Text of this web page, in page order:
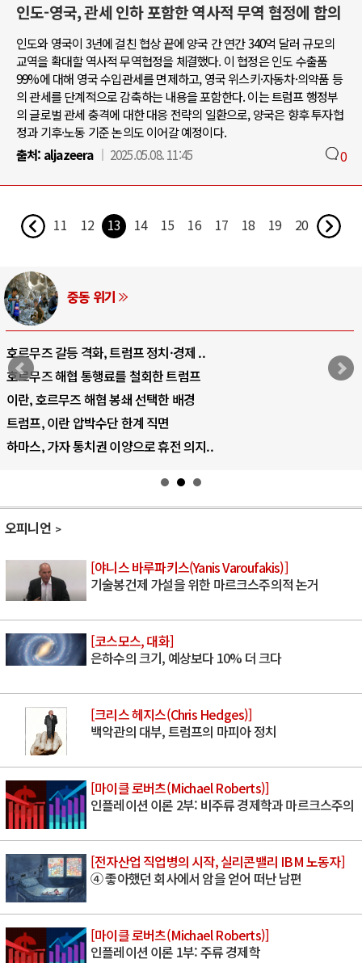
인도-영국, 관세 인하 포함한 역사적 무역 협정에 합의
인도와 영국이 3년에 걸친 협상 끝에 양국 간 연간 340억 달러 규모의
교역을 확대할 역사적 무역협정을 체결했다. 이 협정은 인도 수출품
99%에 대해 영국 수입관세를 면제하고, 영국 위스키·자동차·의약품 등
의 관세를 단계적으로 감축하는 내용을 포함한다. 이는 트럼프 행정부
의 글로벌 관세 충격에 대한 대응 전략의 일환으로, 양국은 향후 투자협
정과 기후·노동 기준 논의도 이어갈 예정이다.
출처: aljazeera 2025.05.08. 11:45 0
11 12 13 14 15 16 17 18 19 20
중동 위기
호르무즈 갈등 격화, 트럼프 정치·경제 ..
호르무즈 해협 통행료를 철회한 트럼프
이란, 호르무즈 해협 봉쇄 선택한 배경
트럼프, 이란 압박수단 한계 직면
하마스, 가자 통치권 이양으로 휴전 의지..
오피니언
[야니스 바루파키스(Yanis Varoufakis)]
기술봉건제 가설을 위한 마르크스주의적 논거
[코스모스, 대화]
은하수의 크기, 예상보다 10% 더 크다
[크리스 헤지스(Chris Hedges)]
백악관의 대부, 트럼프의 마피아 정치
[마이클 로버츠(Michael Roberts)]
인플레이션 이론 2부: 비주류 경제학과 마르크스주의
[전자산업 직업병의 시작, 실리콘밸리 IBM 노동자]
④ 좋아했던 회사에서 암을 얻어 떠난 남편
[마이클 로버츠(Michael Roberts)]
인플레이션 이론 1부: 주류 경제학